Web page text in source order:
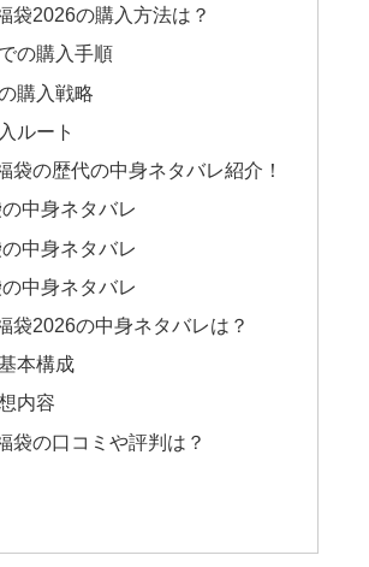
袋2026の購入方法は？
の購入手順
購入戦略
ルート
袋の歴代の中身ネタバレ紹介！
中身ネタバレ
中身ネタバレ
中身ネタバレ
袋2026の中身ネタバレは？
本構成
内容
袋の口コミや評判は？